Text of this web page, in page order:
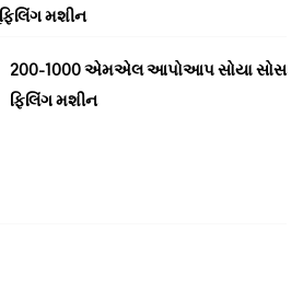
મશીન
200-1000 એમએલ આપોઆપ સોયા સોસ
ફિલિંગ મશીન